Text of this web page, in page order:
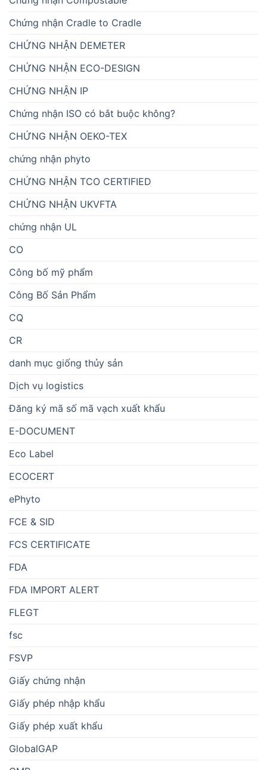
Chứng nhận Cradle to Cradle
CHỨNG NHẬN DEMETER
CHỨNG NHẬN ECO-DESIGN
CHỨNG NHẬN IP
Chứng nhận ISO có bắt buộc không?
CHỨNG NHẬN OEKO-TEX
chứng nhận phyto
CHỨNG NHẬN TCO CERTIFIED
CHỨNG NHẬN UKVFTA
chứng nhận UL
CO
Công bố mỹ phẩm
Công Bố Sản Phẩm
CQ
CR
danh mục giống thủy sản
Dịch vụ logistics
Đăng ký mã số mã vạch xuất khẩu
E-DOCUMENT
Eco Label
ECOCERT
ePhyto
FCE & SID
FCS CERTIFICATE
FDA
FDA IMPORT ALERT
FLEGT
fsc
FSVP
Giấy chứng nhận
Giấy phép nhập khẩu
Giấy phép xuất khẩu
GlobalGAP